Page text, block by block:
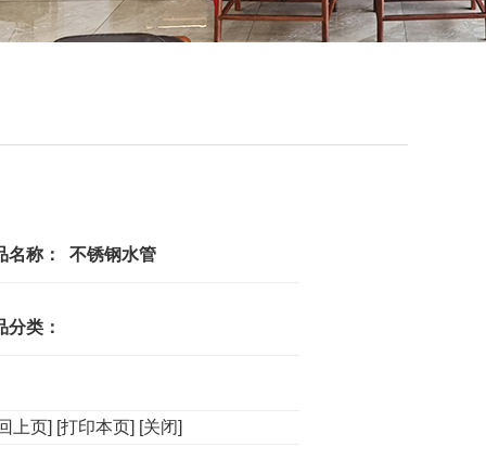
名称： 不锈钢水管
分类：
上页] [打印本页] [关闭]